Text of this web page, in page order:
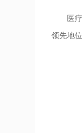
医
领先地